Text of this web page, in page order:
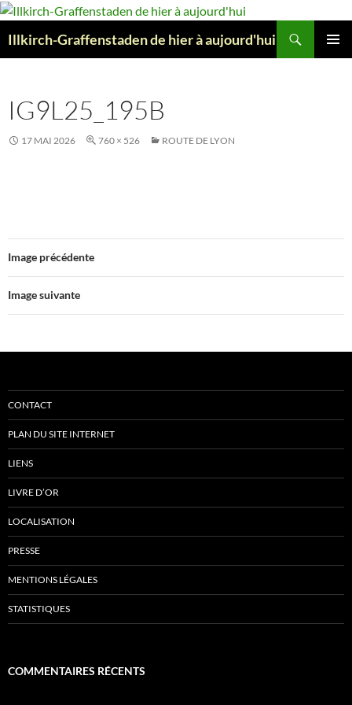
Aller
contenu
Illkirch-Graffenstaden de hier à aujourd'hui
IG9L25_195B
17 MAI 2026 760 × 526 ROUTE DE LYON
Image précédente
Image suivante
CONTACT
PLAN DU SITE INTERNET
LIENS
LIVRE D’OR
LOCALISATION
PRESSE
MENTIONS LÉGALES
STATISTIQUES
COMMENTAIRES RÉCENTS